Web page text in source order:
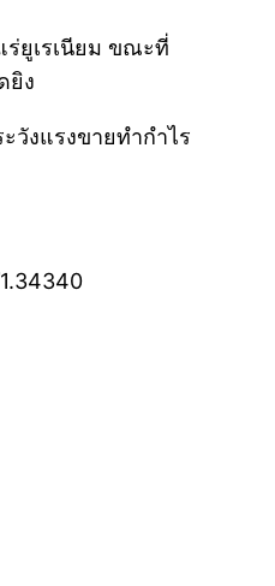
ร่ยูเรเนียม ขณะที่
ยิง
วังแรงขายทำกำไร